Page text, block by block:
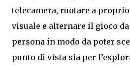
telecamera, ruotare a
visuale e alternare il gioco
persona in modo da poter
punto di vista sia per